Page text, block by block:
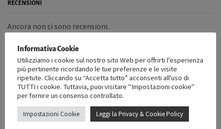
RECENSIONI
Ancora non ci sono recensioni.
RECENSISCI PER PRIMO “JULEP MUG 40CL”
Devieffettuare l’accessoper pubblicare una recensione.
PRODOTTI CORRELATI
Informativa Cookie
Utilizziamo i cookie sul nostro sito Web per offrirti l'esperienza
più pertinente ricordando le tue preferenze e le visite
ripetute. Cliccando su “Accetta tutto” acconsenti all'uso di
TUTTI i cookie. Tuttavia, puoi visitare "Impostazioni cookie"
per fornire un consenso controllato.
Impostazioni Cookie Leggi la Privacy & Cookie Policy